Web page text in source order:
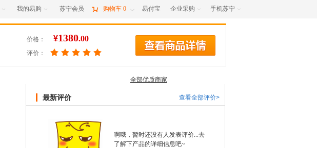
 我的易购  苏宁会员  购物车 0  易付宝 企业采购  手机苏宁 
价格： ¥1380.00
评价：
全部优质商家
最新评价 查看全部评价>
啊哦，暂时还没有人发表评价...去
了解下产品的详细信息吧~